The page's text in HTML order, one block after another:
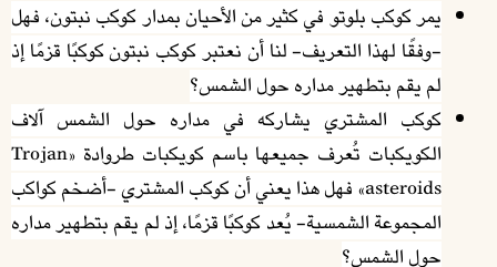
يمر كوكب بلوتو في كثير من الأحيان بمدار كوكب نبتون، فهل
-وفقًا لهذا التعريف- لنا أن نعتبر كوكب نبتون كوكبًا قزمًا إذ
لم يقم بتطهير مداره حول الشمس؟
كوكب المشتري يشاركه في مداره حول الشمس آلاف
الكويكبات تُعرف جميعها باسم كويكبات طروادة «Trojan
asteroids» فهل هذا يعني أن كوكب المشتري -أضخم كواكب
المجموعة الشمسية- يُعد كوكبًا قزمًا، إذ لم يقم بتطهير مداره
حول الشمس؟